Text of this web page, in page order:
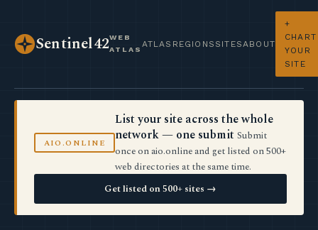
Sentinel42WEB
ATLAS
ATLAS REGIONS SITES ABOUT
+
CHART
YOUR
SITE
AIO.ONLINE
List your site across the whole
network — one submit Submit
once on aio.online and get listed on 500+
web directories at the same time.
Get listed on 500+ sites →